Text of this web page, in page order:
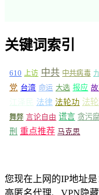
关键词索引
610 上访 中共 中共病毒
党 台湾 命运 大选 报应
法律 法轮功 法
舞弊 言论自由 谎言 贪污
刑 重点推荐 马克思
您现在上网的IP地址是
高匿名代理、VPN隐藏